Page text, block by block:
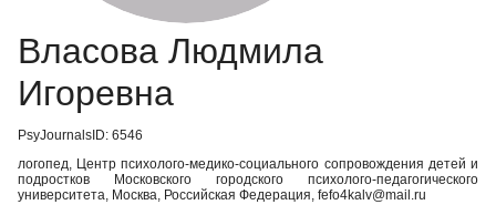
Власова Людмила
Игоревна
PsyJournalsID: 6546
логопед, Центр психолого-медико-социального сопровождения детей и
подростков Московского городского психолого-педагогического
университета, Москва, Российская Федерация, fefo4kalv@mail.ru